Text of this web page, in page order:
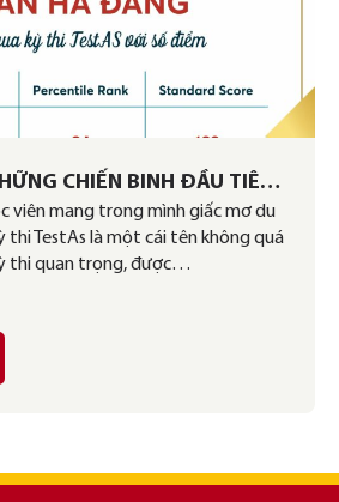
CHIẾN BINH ĐẦU TIÊN
ĐÃ VƯỢT QUA KỲ THI
XUẤT SẮC
viên mang trong mình giấc mơ du
thi TestAs là một cái tên không quá
thi quan trọng, được…